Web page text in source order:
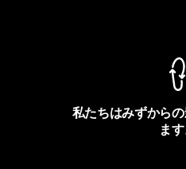
私たちはみずから
ます